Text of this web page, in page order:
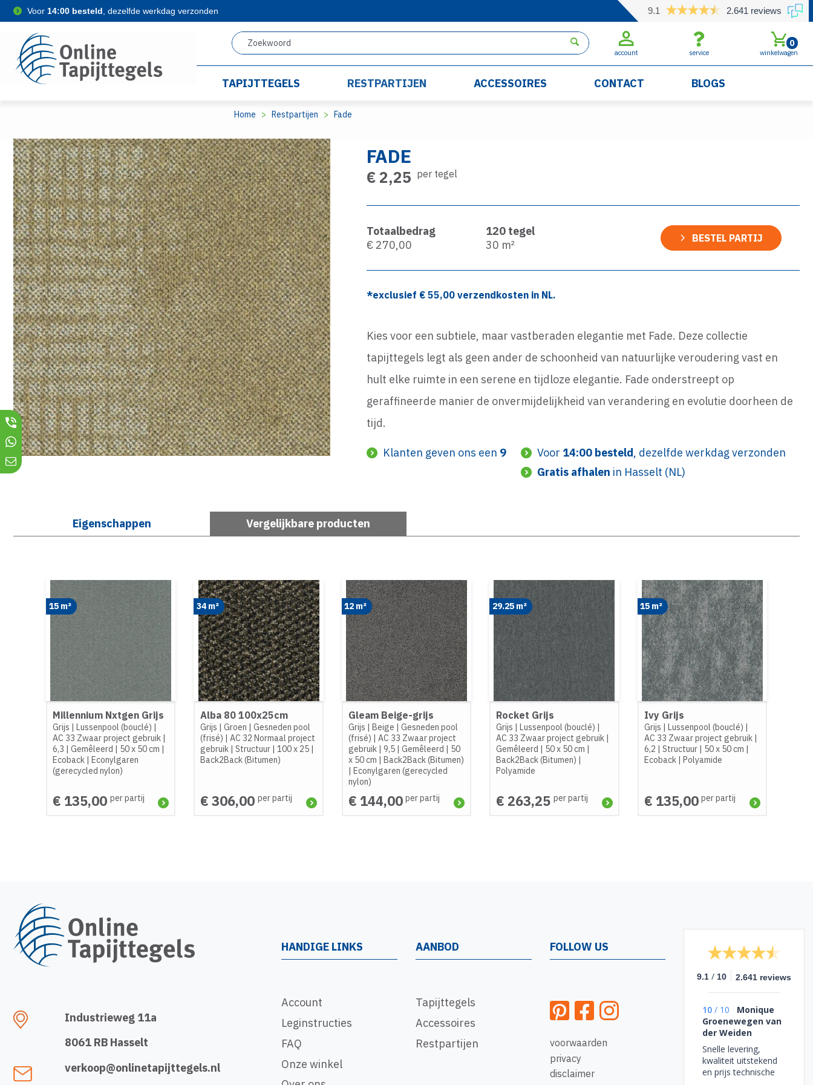
Voor 14:00 besteld , dezelfde werkdag verzonden 9.1 2.641 reviews
account service winkelwagen
0
TAPIJTTEGELS RESTPARTIJEN ACCESSOIRES CONTACT BLOGS
Home Restpartijen Fade
FADE
€ 2,25 per tegel
Totaalbedrag
€ 270,00
120 tegel
30 m² BESTEL PARTIJ
*exclusief €55,00 verzendkosten in NL.
Kies voor een subtiele, maar vastberaden elegantie met Fade. Deze collectie
tapijttegels legt als geen ander de schoonheid van natuurlijke veroudering vast en
hult elke ruimte in een serene en tijdloze elegantie. Fade onderstreept op
geraffineerde manier de onvermijdelijkheid van verandering en evolutie doorheen de
tijd.
Klanten geven ons een 9 Voor 14:00 besteld, dezelfde werkdag verzonden
Gratis afhalen in Hasselt (NL)
Eigenschappen Vergelijkbare producten
15 m²
Millennium Nxtgen Grijs
Grijs | Lussenpool (bouclé) |
AC 33 Zwaar project gebruik |
6,3 | Gemêleerd | 50 x 50 cm |
Ecoback | Econylgaren
(gerecycled nylon)
€ 135,00 per partij
34 m²
Alba 80 100x25cm
Grijs |Groen |Gesneden pool
(frisé) |AC 32 Normaal project
gebruik |Structuur |100 x 25 |
Back2Back (Bitumen)
€ 306,00 per partij
12 m²
Gleam Beige-grijs
Grijs | Beige | Gesneden pool
(frisé) | AC 33 Zwaar project
gebruik| 9,5| Gemêleerd | 50
x 50 cm | Back2Back (Bitumen)
| Econylgaren (gerecycled
nylon)
€ 144,00 per partij
29.25 m²
Rocket Grijs
Grijs |Lussenpool (bouclé) |
AC 33 Zwaar project gebruik |
Gemêleerd | 50 x 50 cm |
Back2Back (Bitumen) |
Polyamide
€ 263,25 per partij
15 m²
Ivy Grijs
Grijs | Lussenpool (bouclé) |
AC 33 Zwaar project gebruik|
6,2 | Structuur| 50 x 50 cm |
Ecoback| Polyamide
€ 135,00 per partij
Industrieweg 11a
8061 RB Hasselt
verkoop@onlinetapijttegels.nl
HANDIGE LINKS
Account
Leginstructies
FAQ
Onze winkel
AANBOD
Tapijttegels
Accessoires
Restpartijen
FOLLOW US
voorwaarden
privacy
disclaimer
9.1 / 10 2.641 reviews
10 / 10
Monique
Groenewegen van
der Weiden
Snelle levering,
kwaliteit uitstekend
en prijs technische